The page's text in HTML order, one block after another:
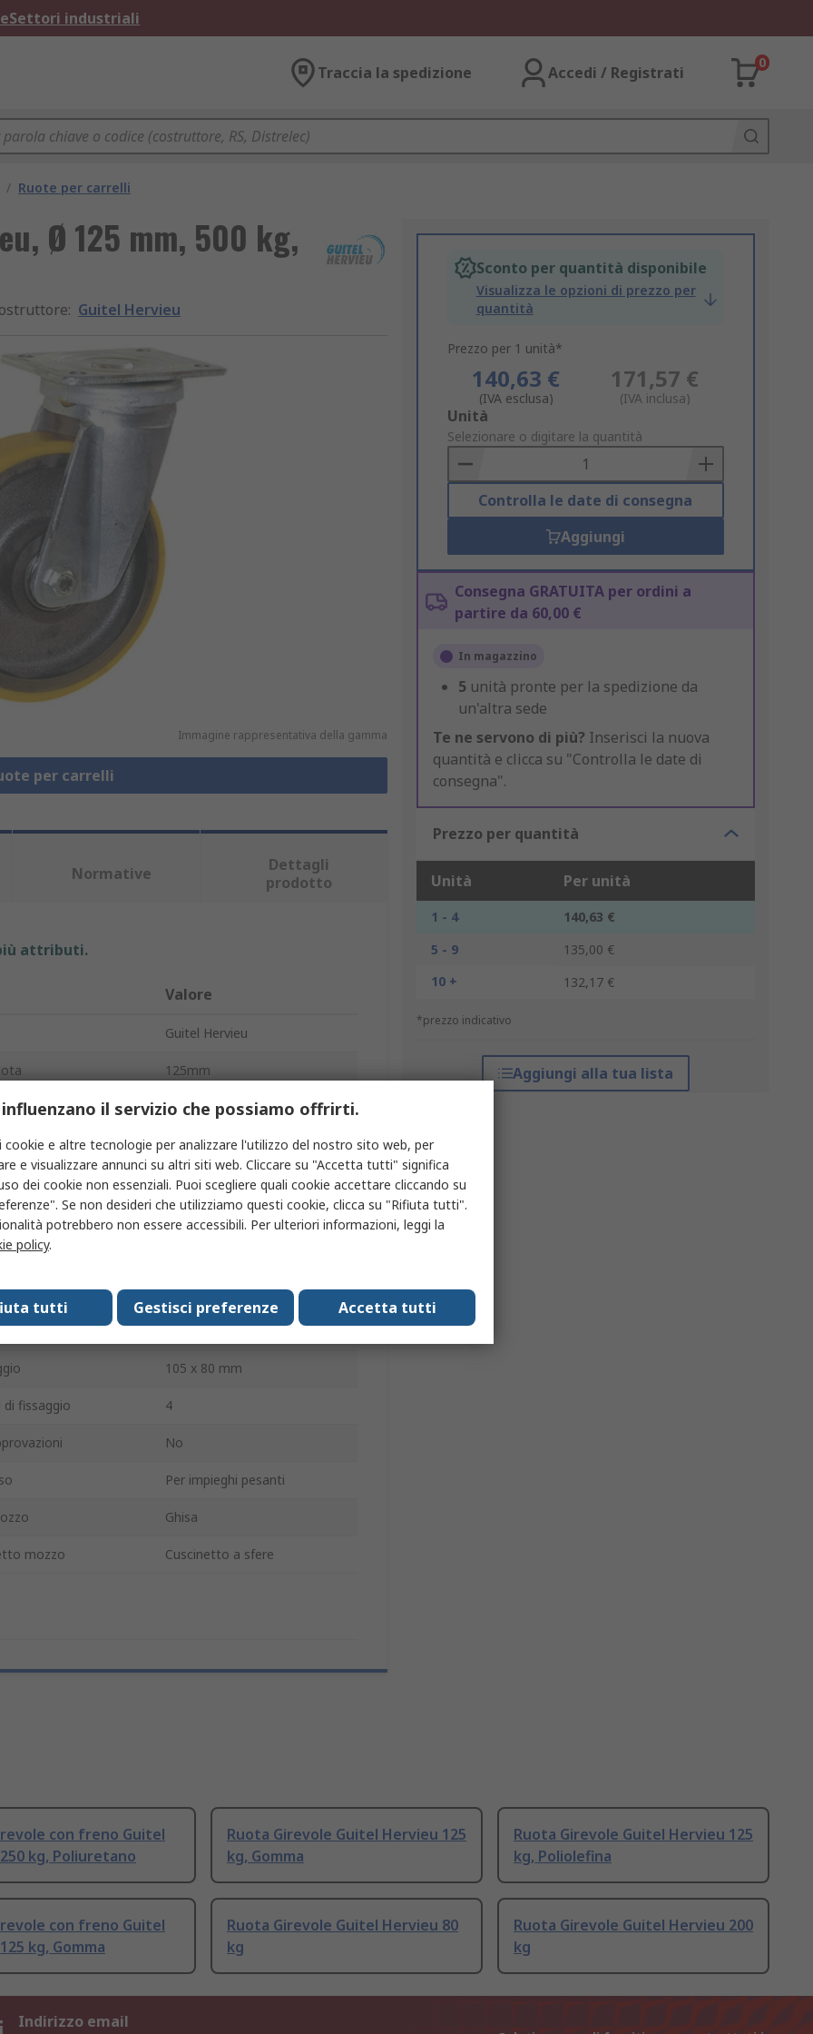
Settori industriali
Traccia la spedizione Accedi / Registrati
0
/ Ruote per carrelli
Ø 125 mm, 500 kg,
: Guitel Hervieu
Immagine rappresentativa della gamma
per carrelli
Sconto per quantità disponibile
Visualizza le opzioni di prezzo per
quantità
Prezzo per 1 unità*
140,63 €
(IVA esclusa)
171,57 €
(IVA inclusa)
Add
to
Basket
Unità
Selezionare o digitare la quantità
Controlla le date di consegna
Aggiungi
Consegna GRATUITA per ordini a
partire da 60,00 €
In magazzino
5 unità pronte per la spedizione da
un'altra sede
Te ne servono di più? Inserisci la nuova
quantità e clicca su "Controlla le date di
consegna".
Prezzo per quantità
Unità Per unità
1 - 4
140,63 €
5 - 9
135,00 €
10 +
132,17 €
*prezzo indicativo
Aggiungi alla tua lista
Normative
Dettagli
prodotto
attributi.
Valore
Guitel Hervieu
125mm
Ruota
500kg
Acciaio galvanizzato
176mm
Girevole
Poliuretano
105 x 80 mm
fissaggio 4
No
Per impieghi pesanti
Ghisa
mozzo Cuscinetto a sfere
con freno Guitel
kg, Poliuretano
Ruota Girevole Guitel Hervieu 125
kg, Gomma
Ruota Girevole Guitel Hervieu 125
kg, Poliolefina
con freno Guitel
kg, Gomma
Ruota Girevole Guitel Hervieu 80
kg
Ruota Girevole Guitel Hervieu 200
kg
Indirizzo email
il servizio che possiamo offrirti.
cookie e altre tecnologie per analizzare l'utilizzo del nostro sito web, per
e visualizzare annunci su altri siti web. Cliccare su "Accetta tutti" significa
dei cookie non essenziali. Puoi scegliere quali cookie accettare cliccando su
Se non desideri che utilizziamo questi cookie, clicca su "Rifiuta tutti".
potrebbero non essere accessibili. Per ulteriori informazioni, leggi la
policy.
Accetta tutti
Gestisci preferenze
tutti